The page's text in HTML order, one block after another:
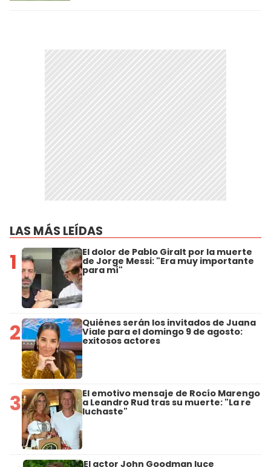
LAS MÁS LEÍDAS
1 El dolor de Pablo Giralt por la muerte
de Jorge Messi: "Era muy importante
para mí"
2 Quiénes serán los invitados de Juana
Viale para el domingo 9 de agosto:
exitosos actores
3 El emotivo mensaje de Rocío Marengo
a Leandro Rud tras su muerte: "La re
luchaste"
El actor John Goodman luce